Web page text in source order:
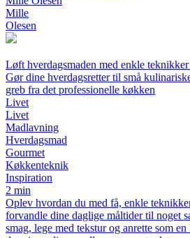
Mille
Olesen
Løft hverdagsmaden med enkle
Gør dine hverdagsretter til små
greb fra det professionelle køkken
Livet
Livet
Madlavning
Hverdagsmad
Gourmet
Køkkenteknik
Inspiration
2 min
Oplev hvordan du med få, enkle
forvandle dine daglige måltider til noget
smag, lege med tekstur og anrette som